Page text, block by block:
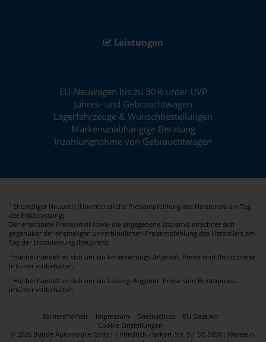
Leistungen
EU-Neuwagen bis zu 30% unter UVP
Jahres- und Gebrauchtwagen
Lagerfahrzeuge & Wunschbestellungen
Markenunabhängige Beratung
Inzahlungnahme von Gebrauchtwagen
1
Ehemaliger Neupreis (Unverbindliche Preisempfehlung des Herstellers am Tag
der Erstzulassung).
Der errechnete Preisvorteil sowie die angegebene Ersparnis errechnet sich
gegenüber der ehemaligen unverbindlichen Preisempfehlung des Herstellers am
Tag der Erstzulassung (Neupreis).
2 Hierbei handelt es sich um ein Finanzierungs-Angebot. Preise sind Bruttopreise.
Irrtümer vorbehalten.
3 Hierbei handelt es sich um ein Leasing-Angebot. Preise sind Bruttopreise.
Irrtümer vorbehalten.
Barrierefreiheit Impressum Datenschutz
EU Data Act
Cookie Einstellungen
© 2026 Budde Automobile GmbH | Friedrich-Harkort-Str. 5 | DE-59581 Warstein-